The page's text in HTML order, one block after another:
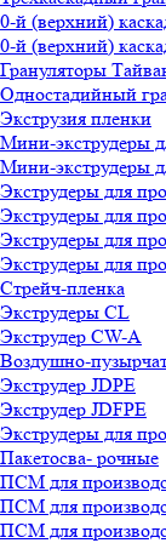
0-й (верхний)
0-й (верхний)
Грануляторы
Одностадийный
Экструзия пленки
Мини-экструдеры
Мини-экструдеры
Экструдеры для
Экструдеры для
Экструдеры для
Экструдеры для
Стрейч-пленка
Экструдеры CL
Экструдер CW-A
Воздушно-
Экструдер JDPE
Экструдер JDFPE
Экструдеры для
Пакетосва- рочные
ПСМ для
ПСМ для
ПСМ для